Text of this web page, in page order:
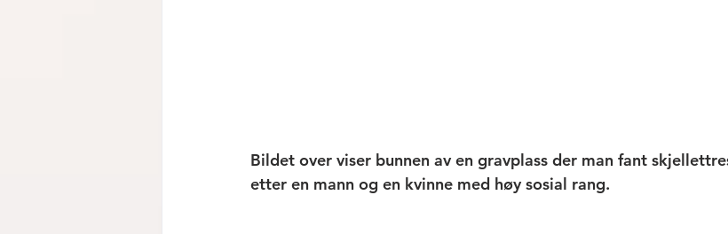
Bildet over viser bunnen av en gravplass der man fant
etter en mann og en kvinne med høy sosial rang.